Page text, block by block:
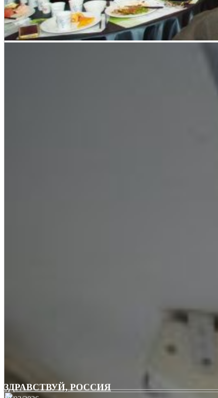
ЗДРАВСТВУЙ, РОССИЯ